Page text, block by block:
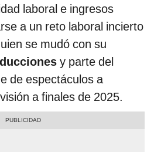
laboral e ingresos
a un reto laboral incierto
se mudó con su
y parte del
de espectáculos a
a finales de 2025.